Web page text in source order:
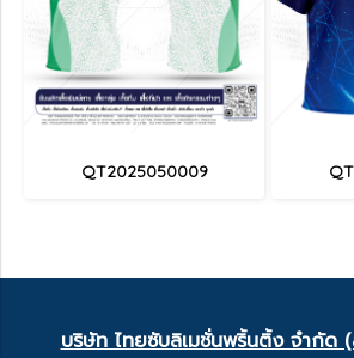
QT2025050009
บริษัท ไทยซับลิเมชั่นพริ้นติ้ง จำกัด